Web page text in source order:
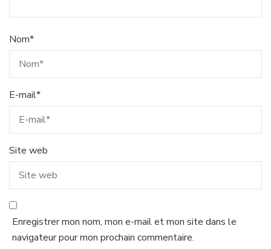
Nom*
E-mail*
Site web
Enregistrer mon nom, mon e-mail et mon site dans le
navigateur pour mon prochain commentaire.